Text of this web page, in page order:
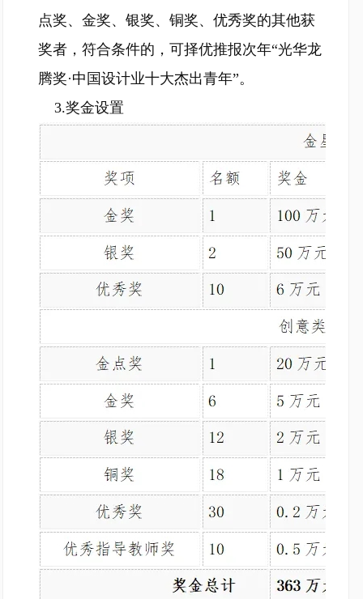
点奖、金奖、银奖、铜奖、优秀奖的其他获
奖者，符合条件的，可择优推报次年“光华龙
腾奖·中国设计业十大杰出青年”。
3.奖金设置